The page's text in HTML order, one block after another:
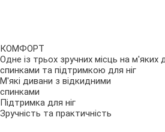
КОМФОРТ
Одне із трьох зручних місць на м'яких
спинками та підтримкою для ніг
М'які дивани з відкидними
спинками
Підтримка для ніг
Зручність та практичність